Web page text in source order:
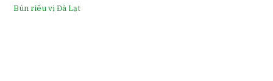
Bún riêu vị Đà Lạt